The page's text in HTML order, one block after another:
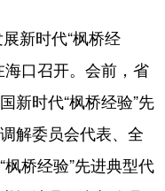
新时代“枫桥经
口召开。会前，省
新时代“枫桥经验”先
解委员会代表、全
桥经验”先进典型代